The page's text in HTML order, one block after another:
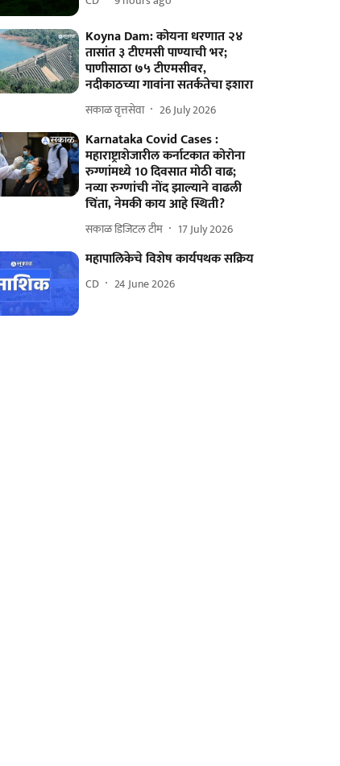
Koyna Dam: कोयना धरणात २४
तासांत ३ टीएमसी पाण्याची भर;
पाणीसाठा ७५ टीएमसीवर,
नदीकाठच्या गावांना सतर्कतेचा इशारा
सकाळ वृत्तसेवा 26 July 2026
Karnataka Covid Cases :
महाराष्ट्राशेजारील कर्नाटकात कोरोना
रुग्णांमध्ये 10 दिवसात मोठी वाढ;
नव्या रुग्णांची नोंद झाल्याने वाढली
चिंता, नेमकी काय आहे स्थिती?
सकाळ डिजिटल टीम 17 July 2026
महापालिकेचे विशेष कार्यपथक सक्रिय
CD 24 June 2026